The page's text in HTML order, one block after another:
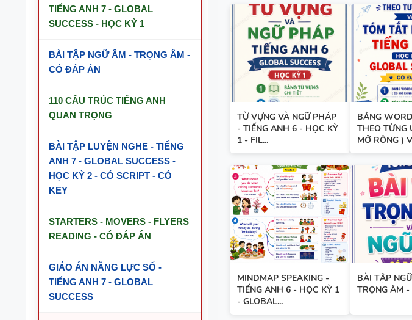
TIẾNG ANH 7 - GLOBAL
SUCCESS - HỌC KỲ 1
BÀI TẬP NGỮ ÂM - TRỌNG ÂM -
CÓ ĐÁP ÁN
110 CẤU TRÚC TIẾNG ANH
QUAN TRỌNG
BÀI TẬP LUYỆN NGHE - TIẾNG
ANH 7 - GLOBAL SUCCESS -
HỌC KỲ 2 - CÓ SCRIPT - CÓ
KEY
STARTERS - MOVERS - FLYERS
READING - CÓ ĐÁP ÁN
GIÁO ÁN NĂNG LỰC SỐ -
TIẾNG ANH 7 - GLOBAL
SUCCESS
280
ĐÁP
11
VÀO
ĐÁP
TỪ
ANH
ẢNH
TỪ VỰNG VÀ NGỮ PHÁP
- TIẾNG ANH 6 - HỌC KỲ
1 - FIL...
BẢNG
THEO TỪNG
MỞ RỘNG )
MINDMAP SPEAKING -
TIẾNG ANH 6 - HỌC KỲ 1
- GLOBAL...
BÀI TẬP
TRỌNG ÂM